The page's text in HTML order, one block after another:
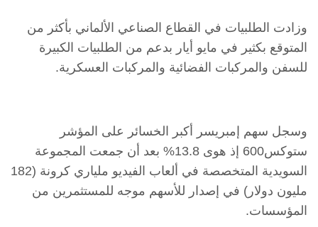
وزادت الطلبيات في القطاع الصناعي الألماني بأكثر من
المتوقع بكثير في مايو ‏أيار بدعم من الطلبيات الكبيرة
للسفن والمركبات الفضائية والمركبات العسكرية.‏
وسجل سهم إمبريسر أكبر الخسائر على المؤشر
ستوكس600 إذ هوى 13.8% ‏بعد أن جمعت المجموعة
السويدية المتخصصة في ألعاب الفيديو ملياري كرونة ‏‏(182
مليون دولار) في إصدار للأسهم موجه للمستثمرين من
المؤسسات.‏